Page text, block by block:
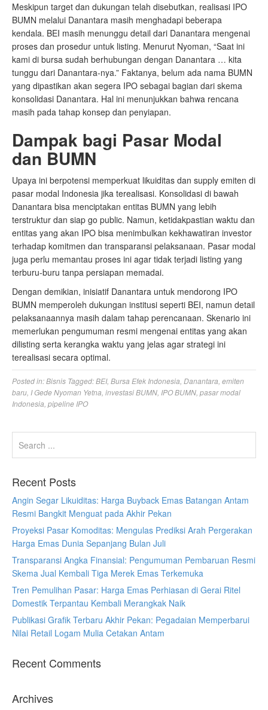
Meskipun target dan dukungan telah disebutkan, realisasi IPO
BUMN melalui Danantara masih menghadapi beberapa
kendala. BEI masih menunggu detail dari Danantara mengenai
proses dan prosedur untuk listing. Menurut Nyoman, “Saat ini
kami di bursa sudah berhubungan dengan Danantara … kita
tunggu dari Danantara-nya.” Faktanya, belum ada nama BUMN
yang dipastikan akan segera IPO sebagai bagian dari skema
konsolidasi Danantara. Hal ini menunjukkan bahwa rencana
masih pada tahap konsep dan penyiapan.
Dampak bagi Pasar Modal
dan BUMN
Upaya ini berpotensi memperkuat likuiditas dan supply emiten di
pasar modal Indonesia jika terealisasi. Konsolidasi di bawah
Danantara bisa menciptakan entitas BUMN yang lebih
terstruktur dan siap go public. Namun, ketidakpastian waktu dan
entitas yang akan IPO bisa menimbulkan kekhawatiran investor
terhadap komitmen dan transparansi pelaksanaan. Pasar modal
juga perlu memantau proses ini agar tidak terjadi listing yang
terburu‑buru tanpa persiapan memadai.
Dengan demikian, inisiatif Danantara untuk mendorong IPO
BUMN memperoleh dukungan institusi seperti BEI, namun detail
pelaksanaannya masih dalam tahap perencanaan. Skenario ini
memerlukan pengumuman resmi mengenai entitas yang akan
dilisting serta kerangka waktu yang jelas agar strategi ini
terealisasi secara optimal.
Posted in:Bisnis Tagged:BEI, Bursa Efek Indonesia Danantara emiten
baru I Gede Nyoman Yetna investasi BUMN IPO BUMN pasar modal
Indonesia pipeline IPO
Recent Posts
Angin Segar Likuiditas: Harga Buyback Emas Batangan Antam
Resmi Bangkit Menguat pada Akhir Pekan
Proyeksi Pasar Komoditas: Mengulas Prediksi Arah Pergerakan
Harga Emas Dunia Sepanjang Bulan Juli
Transparansi Angka Finansial: Pengumuman Pembaruan Resmi
Skema Jual Kembali Tiga Merek Emas Terkemuka
Tren Pemulihan Pasar: Harga Emas Perhiasan di Gerai Ritel
Domestik Terpantau Kembali Merangkak Naik
Publikasi Grafik Terbaru Akhir Pekan: Pegadaian Memperbarui
Nilai Retail Logam Mulia Cetakan Antam
Recent Comments
Archives